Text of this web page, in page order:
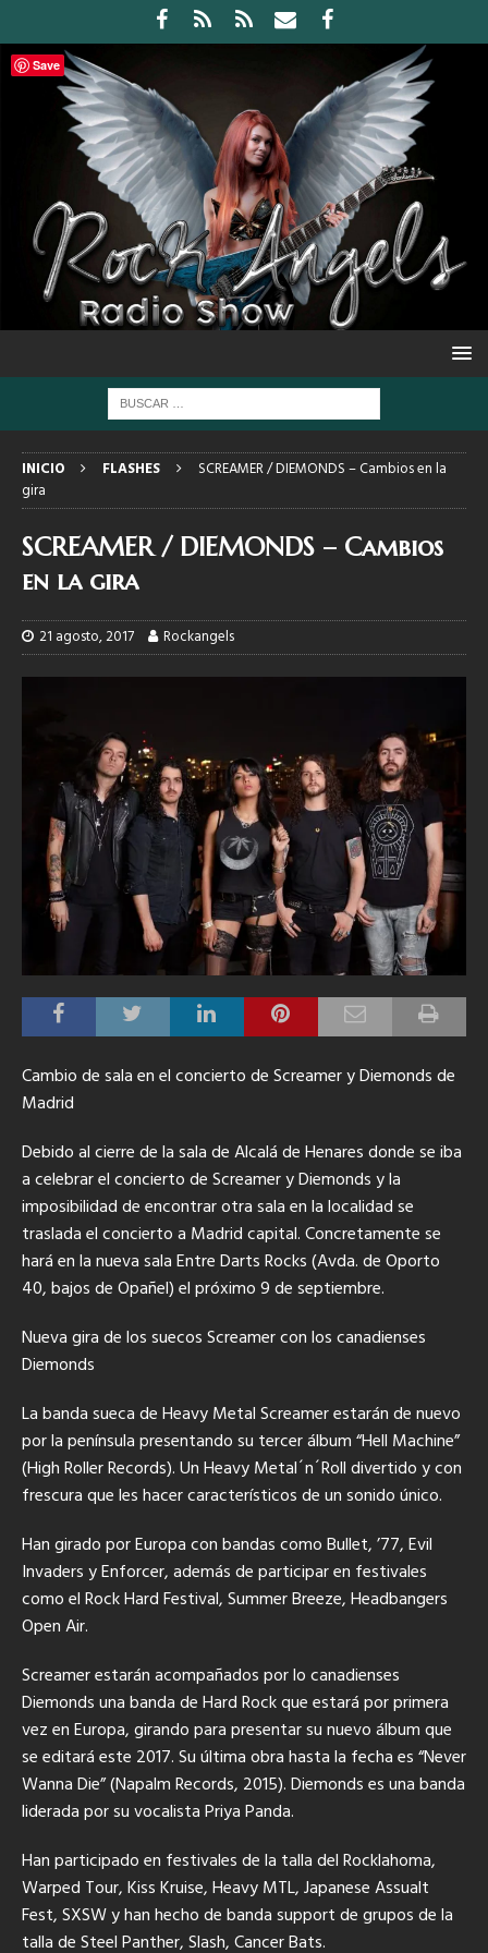
INICIO FLASHES
SCREAMER / DIEMONDS – Cambios en la
gira
SCREAMER / DIEMONDS – Cambios
en la gira
21 agosto, 2017 Rockangels
Cambio de sala en el concierto de Screamer y Diemonds de
Madrid
Debido al cierre de la sala de Alcalá de Henares donde se iba
a celebrar el concierto de Screamer y Diemonds y la
imposibilidad de encontrar otra sala en la localidad se
traslada el concierto a Madrid capital. Concretamente se
hará en la nueva sala Entre Darts Rocks (Avda. de Oporto
40, bajos de Opañel) el próximo 9 de septiembre.
Nueva gira de los suecos Screamer con los canadienses
Diemonds
La banda sueca de Heavy Metal Screamer estarán de nuevo
por la península presentando su tercer álbum “Hell Machine”
(High Roller Records). Un Heavy Metal´n´Roll divertido y con
frescura que les hacer característicos de un sonido único.
Han girado por Europa con bandas como Bullet, ’77, Evil
Invaders y Enforcer, además de participar en festivales
como el Rock Hard Festival, Summer Breeze, Headbangers
Open Air.
Screamer estarán acompañados por lo canadienses
Diemonds una banda de Hard Rock que estará por primera
vez en Europa, girando para presentar su nuevo álbum que
se editará este 2017. Su última obra hasta la fecha es “Never
Wanna Die” (Napalm Records, 2015). Diemonds es una banda
liderada por su vocalista Priya Panda.
Han participado en festivales de la talla del Rocklahoma,
Warped Tour, Kiss Kruise, Heavy MTL, Japanese Assualt
Fest, SXSW y han hecho de banda support de grupos de la
talla de Steel Panther, Slash, Cancer Bats.
Save